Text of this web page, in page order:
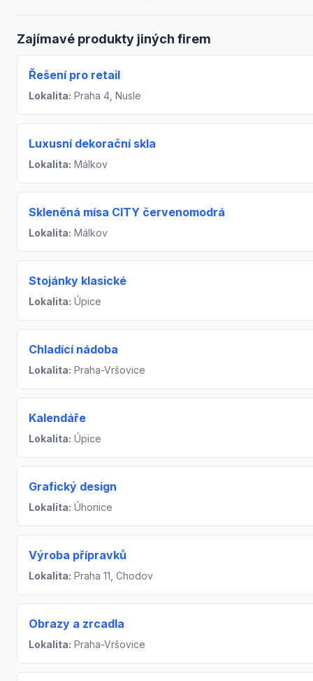
Zajímavé produkty jiných firem
Řešení pro retail
Lokalita: Praha 4, Nusle
Luxusní dekorační skla
Lokalita: Málkov
Skleněná mísa CITY červenomodrá
Lokalita: Málkov
Stojánky klasické
Lokalita: Úpice
Chladící nádoba
Lokalita: Praha-Vršovice
Kalendáře
Lokalita: Úpice
Grafický design
Lokalita: Úhonice
Výroba přípravků
Lokalita: Praha 11, Chodov
Obrazy a zrcadla
Lokalita: Praha-Vršovice